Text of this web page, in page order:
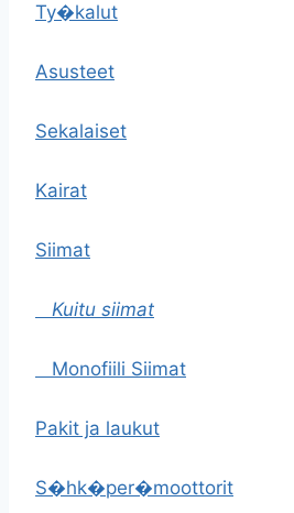
Ty�kalut
Asusteet
Sekalaiset
Kairat
Siimat
Kuitu siimat
Monofiili Siimat
Pakit ja laukut
S�hk�per�moottorit